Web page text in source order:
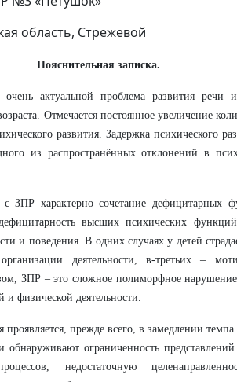
область, Стрежевой
Пояснительная записка.
актуальной проблема развития речи
Отмечается постоянное увеличение
развития. Задержка психического
из распространённых отклонений в
ЗПР характерно сочетание дефицитарных
высших психических функций
и поведения. В одних случаях у детей
деятельности, в-третьих –
ЗПР – это сложное полиморфное
физической деятельности.
проявляется, прежде всего, в замедлении
ограниченность
недостаточную